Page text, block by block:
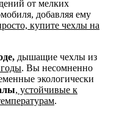
от мелких
добавляя ему
купите чехлы на
дышащие чехлы из
годы. Вы несомненно
экологически
, устойчивые к
.